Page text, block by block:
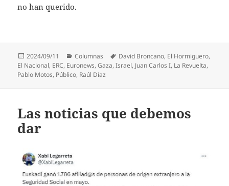
no han querido.
Publicado
el
2024/09/11 Categorías
Columnas Etiquetas
David Broncano, El Hormiguero,
El Nacional, ERC, Euronews,Gaza,Israel, Juan Carlos I, La Revuelta,
Pablo Motos, Público, Raúl Díaz
Las noticias que debemos
dar